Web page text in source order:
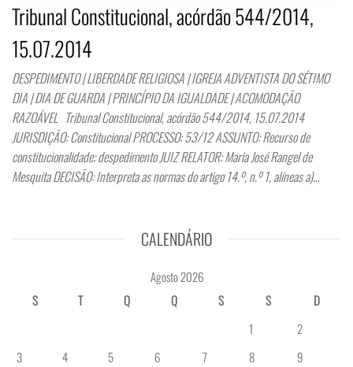
Tribunal Constitucional, acórdão 544/2014,
15.07.2014
DESPEDIMENTO | LIBERDADE RELIGIOSA | IGREJA ADVENTISTA DO SÉTIMO
DIA | DIA DE GUARDA | PRINCÍPIO DA IGUALDADE | ACOMODAÇÃO
RAZOÁVEL Tribunal Constitucional, acórdão 544/2014, 15.07.2014
JURISDIÇÃO: Constitucional PROCESSO: 53/12 ASSUNTO: Recurso de
constitucionalidade; despedimento JUIZ RELATOR: Maria José Rangel de
Mesquita DECISÃO: Interpreta as normas do artigo 14.º, n.º 1, alíneas a)…
CALENDÁRIO
Agosto 2026
S
T Q Q S S
D
1
2
3
4 5 6 7 8
9